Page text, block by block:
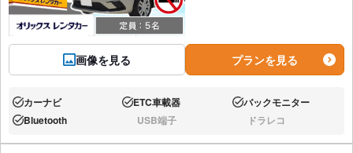
画像を見る プランを見る
あり:カーナビ あり:ETC車載器 あり:バックモニター
あり:Bluetooth なし:USB端子 なし:ドラレコ